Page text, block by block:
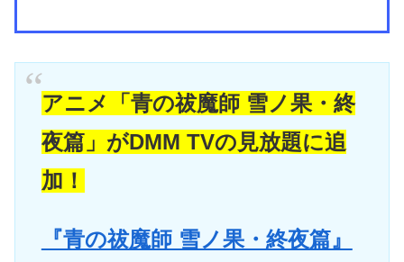
アニメ「青の祓魔師 雪ノ果・終
夜篇」がDMM TVの見放題に追
加！
『青の祓魔師 雪ノ果・終夜篇』